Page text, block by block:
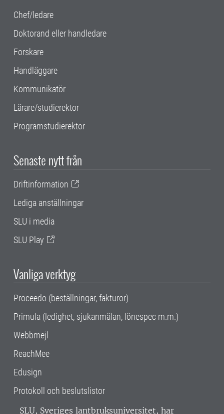
Chef/ledare
Doktorand eller handledare
Forskare
Handläggare
Kommunikatör
Lärare/studierektor
Programstudierektor
Senaste nytt från
Driftinformation
Lediga anställningar
SLU i media
SLU Play
Vanliga verktyg
Proceedo (beställningar, fakturor)
Primula (ledighet, sjukanmälan, lönespec m.m.)
Webbmejl
ReachMee
Edusign
Protokoll och beslutslistor
SLU, Sveriges lantbruksuniversitet, har